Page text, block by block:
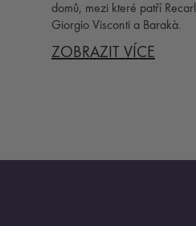
domů, mezi které patří
Giorgio Visconti a Barakà.
ZOBRAZIT VÍCE